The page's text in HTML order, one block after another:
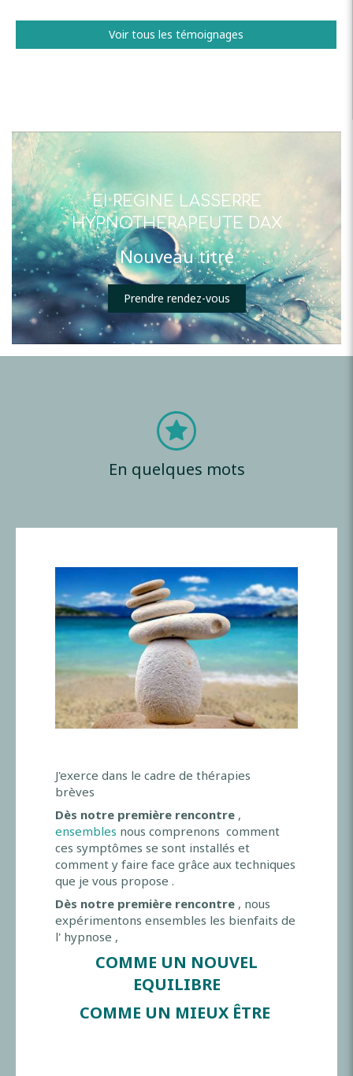
Voir tous les témoignages
EI REGINE LASSERRE
HYPNOTHERAPEUTE DAX
Nouveau titre
Prendre rendez-vous
En quelques mots
J'exerce dans le cadre de thérapies
brèves
Dès notre première rencontre ,
ensembles nous comprenons comment
ces symptômes se sont installés et
comment y faire face grâce aux techniques
que je vous propose .
Dès notre première rencontre , nous
expérimentons ensembles les bienfaits de
l' hypnose ,
COMME UN NOUVEL
EQUILIBRE
COMME UN MIEUX ÊTRE